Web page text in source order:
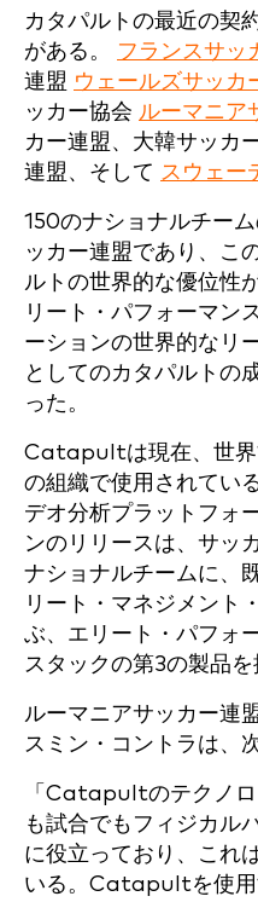
カタパルトの最近の契
がある。
フランスサッ
連盟 ウェールズサッカ
ッカー協会 ルーマニア
カー連盟、大韓サッカ
連盟、そして スウェー
150のナショナルチー
ッカー連盟であり、こ
ルトの世界的な優位性
リート・パフォーマン
ーションの世界的なリ
としてのカタパルトの
った。
Catapultは現在、世界
の組織で使用されてい
デオ分析プラットフォ
ンのリリースは、サッ
ナショナルチームに、
リート・マネジメント
ぶ、エリート・パフォ
スタックの第3の製品を
ルーマニアサッカー連
スミン・コントラは、
「Catapultのテクノ
も試合でもフィジカル
に役立っており、これ
いる。Catapultを使用